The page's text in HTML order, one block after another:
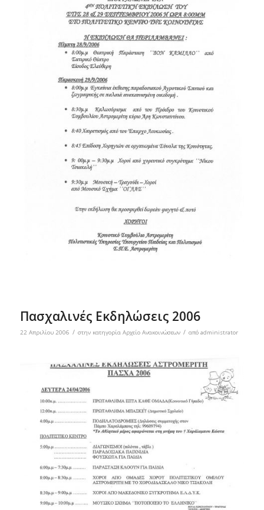
Πασχαλινές Εκδηλώσεις 2006
22 Απριλίου 2006 / στην κατηγορία Αρχείο Ανακοινώσεων / από administrator